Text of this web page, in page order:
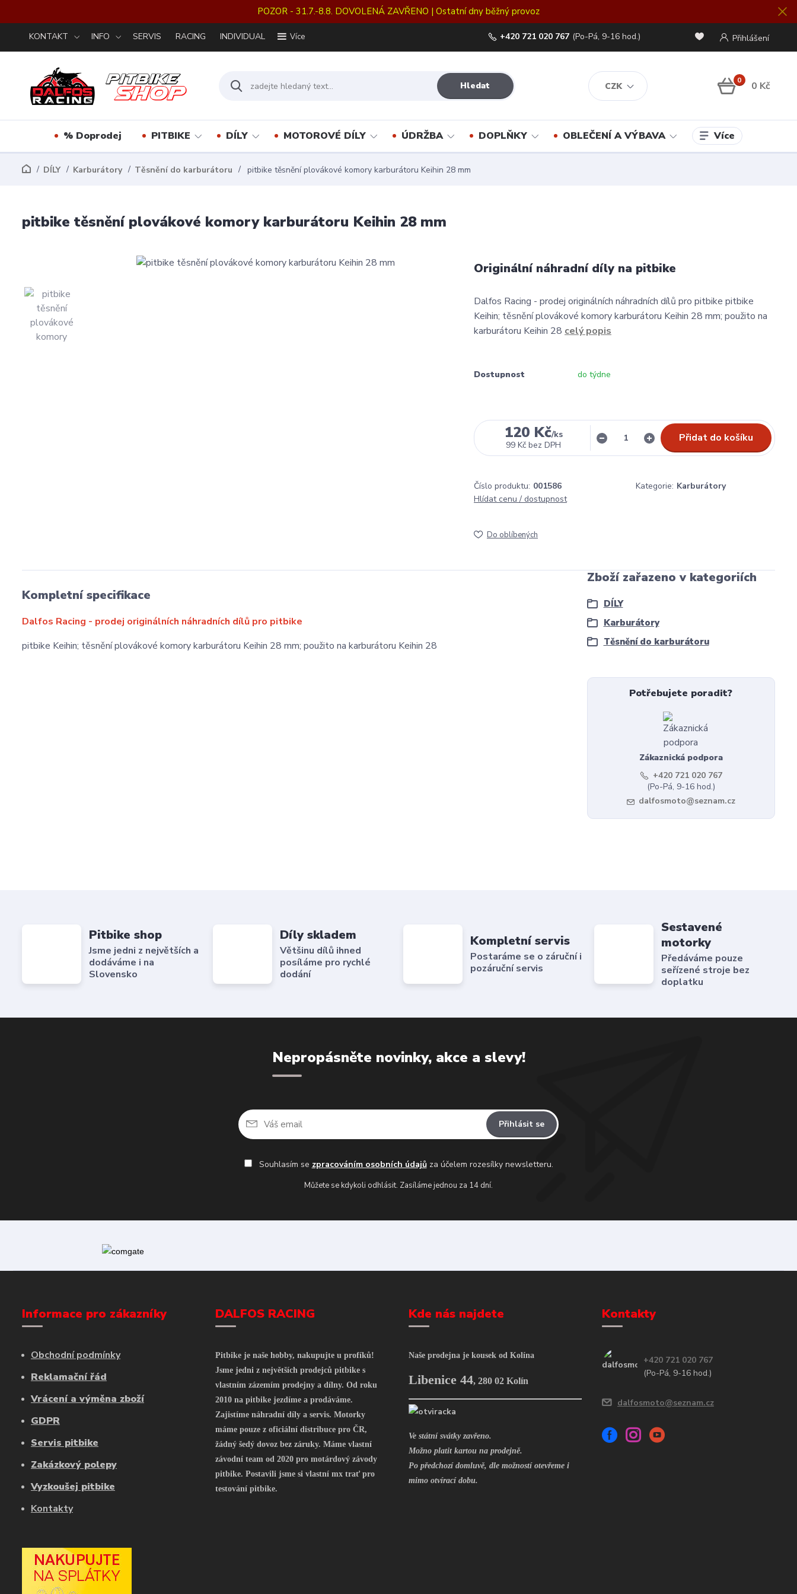
POZOR - 31.7.-8.8. DOVOLENÁ ZAVŘENO | Ostatní dny běžný provoz
KONTAKT INFO SERVIS RACING INDIVIDUAL Více
CZK
Přihlášení
Hledat
+420 721 020 767 (Po-Pá, 9-16 hod.)
0 0 Kč
% Doprodej PITBIKE DÍLY MOTOROVÉ DÍLY ÚDRŽBA DOPLŇKY OBLEČENÍ A VÝBAVA Více
DÍLY Karburátory Těsnění do karburátoru pitbike těsnění plovákové komory karburátoru Keihin 28 mm
pitbike těsnění plovákové komory karburátoru Keihin 28 mm
Originální náhradní díly na pitbike
Dalfos Racing - prodej originálních náhradních dílů pro pitbike pitbike
Keihin; těsnění plovákové komory karburátoru Keihin 28 mm; použito na
karburátoru Keihin 28 celý popis
Dostupnost do týdne
120 Kč/ks
99 Kč bez DPH
Přidat do košíku
Číslo produktu: 001586 Kategorie: Karburátory
Hlídat cenu / dostupnost
Do oblíbených
Kompletní specifikace
Dalfos Racing - prodej originálních náhradních dílů pro pitbike
pitbike Keihin; těsnění plovákové komory karburátoru Keihin 28 mm; použito na karburátoru Keihin 28
Zboží zařazeno v kategoriích
DÍLY
Karburátory
Těsnění do karburátoru
Potřebujete poradit?
Zákaznická podpora
+420 721 020 767
(Po-Pá, 9-16 hod.)
dalfosmoto@seznam.cz
Pitbike shop
Jsme jedni z největších a
dodáváme i na
Slovensko
Díly skladem
Většinu dílů ihned
posíláme pro rychlé
dodání
Kompletní servis
Postaráme se o záruční i
pozáruční servis
Sestavené
motorky
Předáváme pouze
seřízené stroje bez
doplatku
Nepropásněte novinky, akce a slevy!
Přihlásit se
Souhlasím se zpracováním osobních údajůza účelem rozesílky newsletteru.
Můžete se kdykoli odhlásit. Zasíláme jednou za 14 dní.
Informace pro zákazníky
Obchodní podmínky
Reklamační řád
Vrácení a výměna zboží
GDPR
Servis pitbike
Zakázkový polepy
Vyzkoušej pitbike
Kontakty
DALFOS RACING
Pitbike je naše hobby, nakupujte u profíků!
Jsme jedni z největších prodejců pitbike s
vlastním zázemím prodejny a dílny. Od roku
2010 na pitbike jezdíme a prodáváme.
Zajistíme náhradní díly a servis. Motorky
máme pouze z oficiální distribuce pro ČR,
žádný šedý dovoz bez záruky. Máme vlastní
závodní team od 2020 pro motárdový závody
pitbike. Postavili jsme si vlastní mx trať pro
testování pitbike.
Kde nás najdete
Naše prodejna je kousek od Kolína
Libenice 44, 280 02 Kolín
Ve státní svátky zavřeno.
Možno platit kartou na prodejně.
Po předchozí domluvě, dle možností otevřeme i
mimo otvírací dobu.
Kontakty
+420 721 020 767
(Po-Pá, 9-16 hod.)
dalfosmoto@seznam.cz